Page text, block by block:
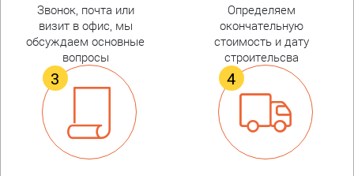
Звонок, почта или
визит в офис, мы
обсуждаем основные
вопросы
Определяем
окончательную
стоимость и дату
строительсва